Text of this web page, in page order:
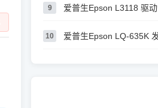
9 爱普生Epson L3118 驱动
10